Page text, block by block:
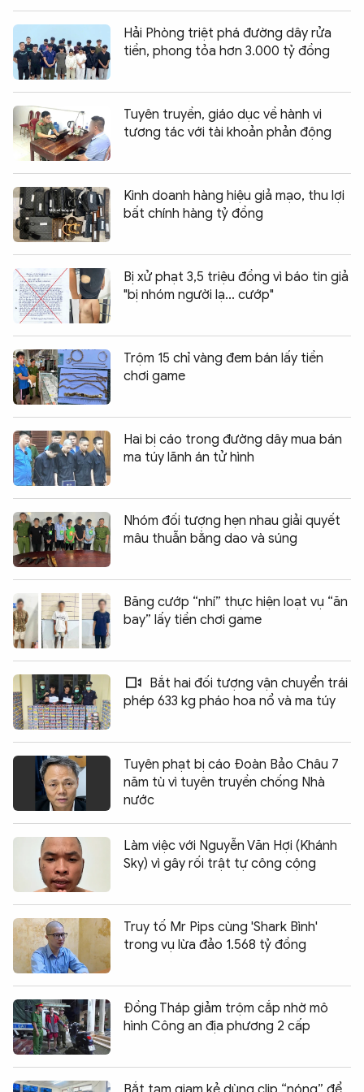
Hải Phòng triệt phá đường dây rửa
tiền, phong tỏa hơn 3.000 tỷ đồng
Tuyên truyền, giáo dục về hành vi
tương tác với tài khoản phản động
Kinh doanh hàng hiệu giả mạo, thu lợi
bất chính hàng tỷ đồng
Bị xử phạt 3,5 triệu đồng vì báo tin giả
"bị nhóm người lạ... cướp"
Trộm 15 chỉ vàng đem bán lấy tiền
chơi game
Hai bị cáo trong đường dây mua bán
ma túy lãnh án tử hình
Nhóm đối tượng hẹn nhau giải quyết
mâu thuẫn bằng dao và súng
Băng cướp “nhí” thực hiện loạt vụ “ăn
bay” lấy tiền chơi game
Bắt hai đối tượng vận chuyển trái
phép 633 kg pháo hoa nổ và ma túy
Tuyên phạt bị cáo Đoàn Bảo Châu 7
năm tù vì tuyên truyền chống Nhà
nước
Làm việc với Nguyễn Văn Hợi (Khánh
Sky) vì gây rối trật tự công cộng
Truy tố Mr Pips cùng 'Shark Bình'
trong vụ lừa đảo 1.568 tỷ đồng
Đồng Tháp giảm trộm cắp nhờ mô
hình Công an địa phương 2 cấp